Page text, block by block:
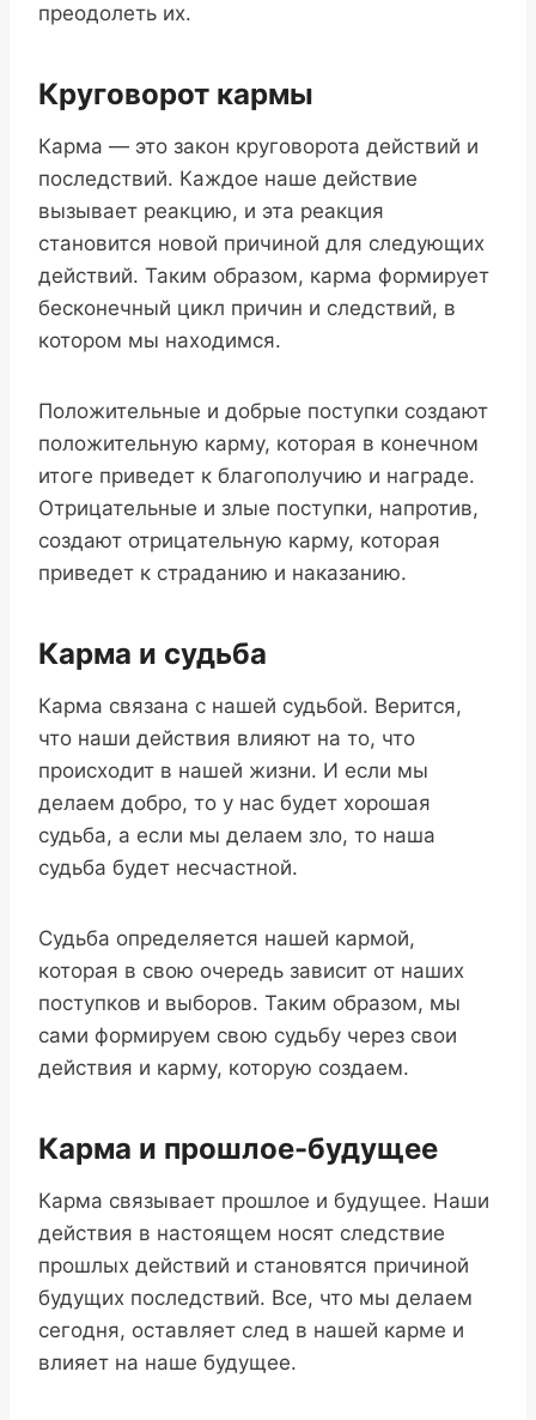
преодолеть их.
Круговорот кармы
Карма — это закон круговорота действий и
последствий. Каждое наше действие
вызывает реакцию, и эта реакция
становится новой причиной для следующих
действий. Таким образом, карма формирует
бесконечный цикл причин и следствий, в
котором мы находимся.
Положительные и добрые поступки создают
положительную карму, которая в конечном
итоге приведет к благополучию и награде.
Отрицательные и злые поступки, напротив,
создают отрицательную карму, которая
приведет к страданию и наказанию.
Карма и судьба
Карма связана с нашей судьбой. Верится,
что наши действия влияют на то, что
происходит в нашей жизни. И если мы
делаем добро, то у нас будет хорошая
судьба, а если мы делаем зло, то наша
судьба будет несчастной.
Судьба определяется нашей кармой,
которая в свою очередь зависит от наших
поступков и выборов. Таким образом, мы
сами формируем свою судьбу через свои
действия и карму, которую создаем.
Карма и прошлое-будущее
Карма связывает прошлое и будущее. Наши
действия в настоящем носят следствие
прошлых действий и становятся причиной
будущих последствий. Все, что мы делаем
сегодня, оставляет след в нашей карме и
влияет на наше будущее.